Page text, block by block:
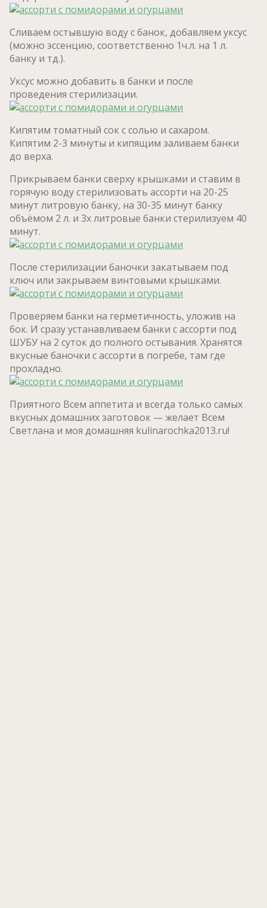
Сливаем остывшую воду с банок, добавляем уксус
(можно эссенцию, соответственно 1ч.л. на 1 л.
банку и тд.).
Уксус можно добавить в банки и после
проведения стерилизации.
Кипятим томатный сок с солью и сахаром.
Кипятим 2-3 минуты и кипящим заливаем банки
до верха.
Прикрываем банки сверху крышками и ставим в
горячую воду стерилизовать ассорти на 20-25
минут литровую банку, на 30-35 минут банку
объёмом 2 л. и 3х литровые банки стерилизуем 40
минут.
После стерилизации баночки закатываем под
ключ или закрываем винтовыми крышками.
Проверяем банки на герметичность, уложив на
бок. И сразу устанавливаем банки с ассорти под
ШУБУ на 2 суток до полного остывания. Хранятся
вкусные баночки с ассорти в погребе, там где
прохладно.
Приятного Всем аппетита и всегда только самых
вкусных домашних заготовок — желает Всем
Светлана и моя домашняя kulinarochka2013.ru!